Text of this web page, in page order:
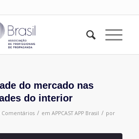
do mercado nas
do interior
Comentários / em APPCAST APP Brasil / por